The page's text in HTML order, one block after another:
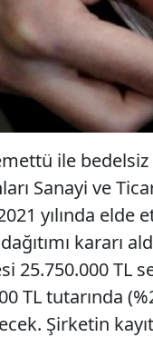
ile
Sanayi ve
yılında elde
kararı
25.750.000 TL
TL tutarında
Şirketin